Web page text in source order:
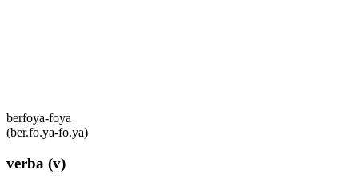
berfoya-foya
(ber.fo.ya-fo.ya)
verba (v)